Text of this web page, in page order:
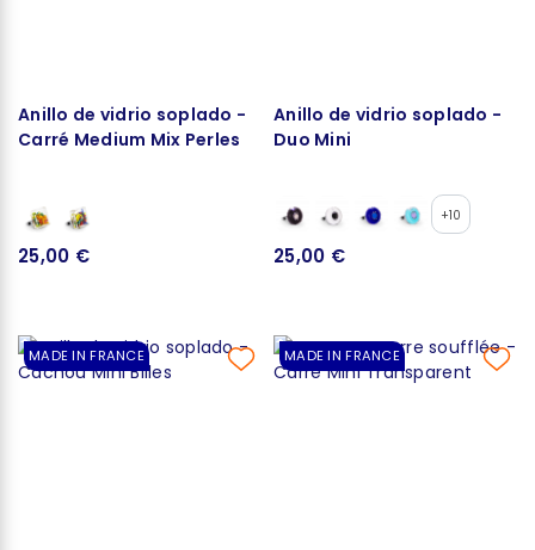
Anillo de vidrio soplado -
Carré Medium Mix Perles
25,00 €
Anillo de vidrio soplado -
Duo Mini
+10
25,00 €
MADE IN FRANCE MADE IN FRANCE